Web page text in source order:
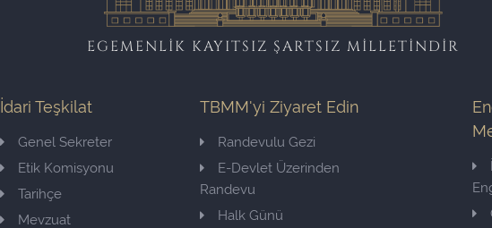
EGEMENLİK KAYITSIZ ŞARTSIZ MİLLETİNDİR
İdari Teşkilat
Genel Sekreter
Etik Komisyonu
Tarihçe
Mevzuat
TBMM'yi Ziyaret Edin
Randevulu Gezi
E-Devlet Üzerinden
Randevu
Halk Günü